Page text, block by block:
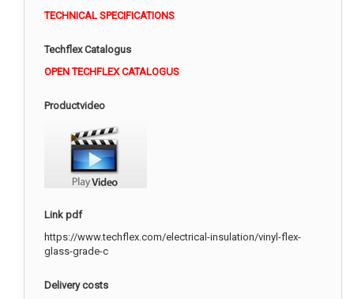
TECHNICAL SPECIFICATIONS
Techflex Catalogus
OPEN TECHFLEX CATALOGUS
Productvideo
Link pdf
https://www.techflex.com/electrical-insulation/vinyl-flex-
glass-grade-c
Delivery costs